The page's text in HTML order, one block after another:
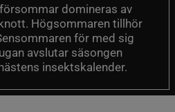
domineras av
Högsommaren tillhör
för med sig
avslutar säsongen
insektskalender.